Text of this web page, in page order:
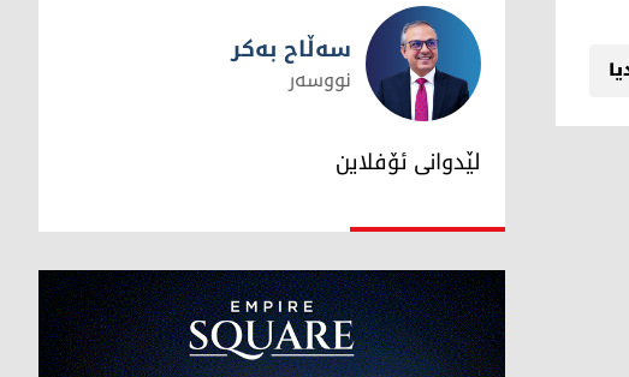
سەڵاح بەکر
سەڵاح بەکر
نووسەر
لێدوانی ئۆفلاین